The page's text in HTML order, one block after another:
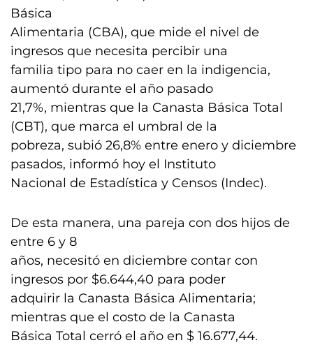
Básica
Alimentaria (CBA), que mide el nivel de
ingresos que necesita percibir una
familia tipo para no caer en la indigencia,
aumentó durante el año pasado
21,7%, mientras que la Canasta Básica Total
(CBT), que marca el umbral de la
pobreza, subió 26,8% entre enero y diciembre
pasados, informó hoy el Instituto
Nacional de Estadística y Censos (Indec).
De esta manera, una pareja con dos hijos de
entre 6 y 8
años, necesitó en diciembre contar con
ingresos por $6.644,40 para poder
adquirir la Canasta Básica Alimentaria;
mientras que el costo de la Canasta
Básica Total cerró el año en $ 16.677,44.